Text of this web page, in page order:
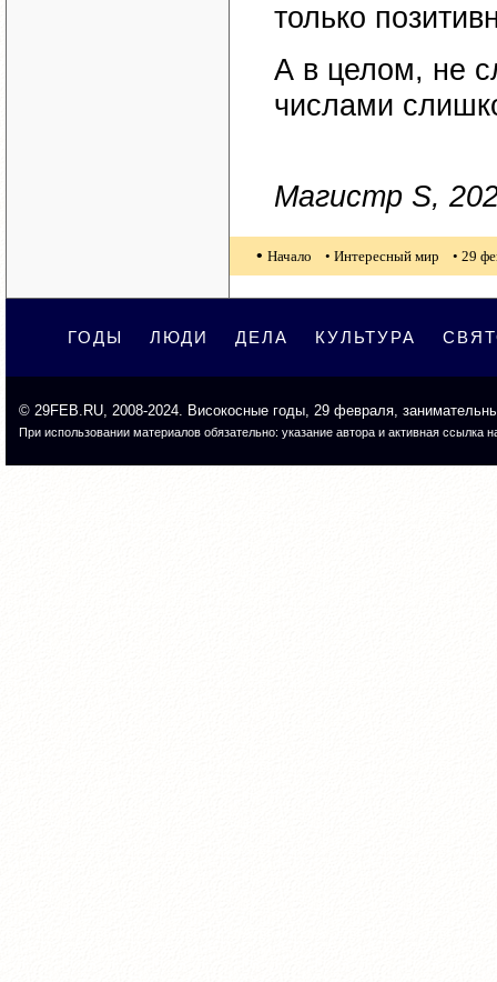
только
А в целом, не
числами
Магистр S,
• Начало • Интересный мир • 29
ГОДЫ ЛЮДИ ДЕЛА КУЛЬТУРА
© 29FEB.RU, 2008-2024. Високосные годы, 29 февраля,
При использовании материалов обязательно: указание автора и активная ссылка